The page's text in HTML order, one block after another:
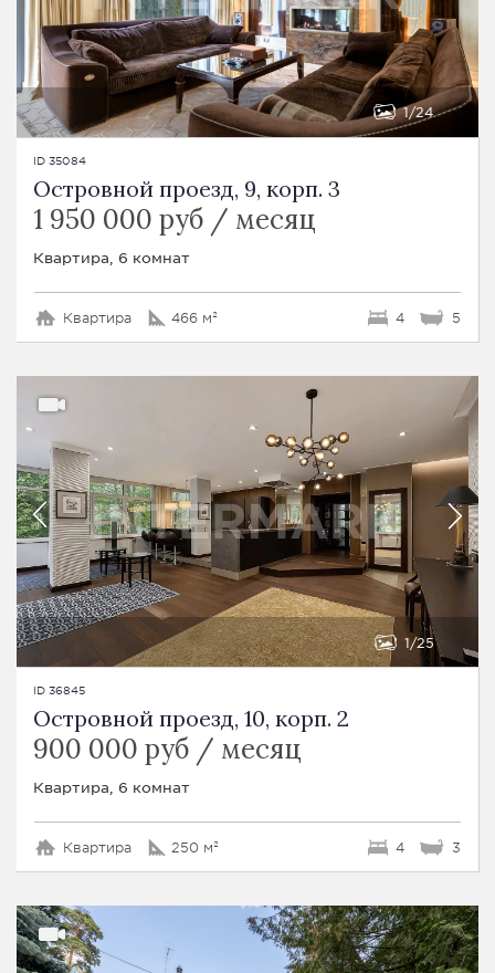
1 24
ID 35084
Островной проезд, 9, корп. 3
1 950 000 руб / месяц
Квартира, 6 комнат
Квартира 466 м² 4 5
1 25
ID 36845
Островной проезд, 10, корп. 2
900 000 руб / месяц
Квартира, 6 комнат
Квартира 250 м² 4 3